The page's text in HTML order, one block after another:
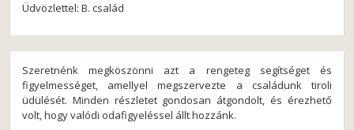
Üdvözlettel: B. család
Szeretnénk megköszönni azt a rengeteg segítséget és
figyelmességet, amellyel megszervezte a családunk tiroli
üdülését. Minden részletet gondosan átgondolt, és érezhető
volt, hogy valódi odafigyeléssel állt hozzánk.